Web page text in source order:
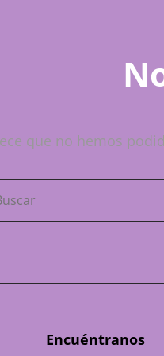
que no hemos
Encuéntranos